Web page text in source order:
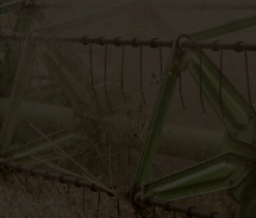
Dostawy
Praca
Ubezpieczenia